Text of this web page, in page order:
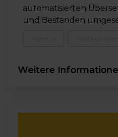
automatisierten
und Beständen
Weitere